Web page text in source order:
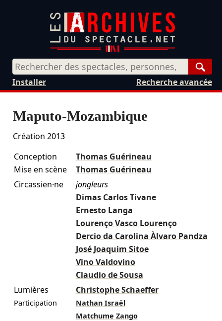
Recherche avancée
Installer
Maputo-Mozambique
Création 2013
Conception
Thomas Guérineau
Mise en scène
Thomas Guérineau
Circassien·ne
jongleurs
Dimas Carlos Tivane
Ernesto Langa
Lourenço Vasco Lourenço
Dercio da Carolina Àlvaro Pandza
José Joaquim Sitoe
Vino Valdovino
Claudio de Sousa
Lumières
Christophe Schaeffer
Participation
Nathan Israël
Matchume Zango